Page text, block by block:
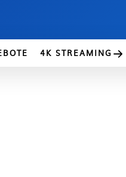
4K STREAMING